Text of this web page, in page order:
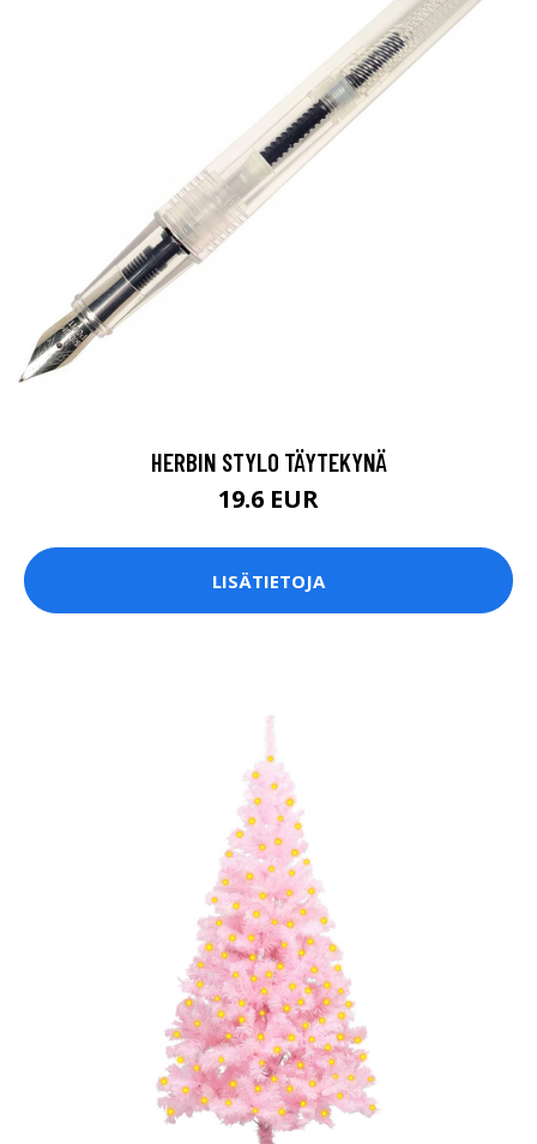
HERBIN STYLO TÄYTEKYNÄ
19.6 EUR
LISÄTIETOJA